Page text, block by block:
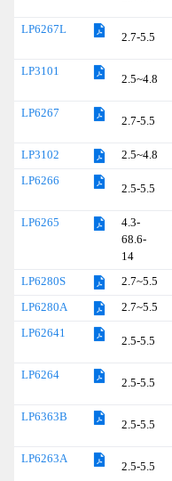
LP6267L
2.7-5.5
LP3101
2.5~4.8
LP6267
2.7-5.5
LP3102 2.5~4.8
LP6266
2.5-5.5
LP6265
4.3-
68.6-
14
LP6280S 2.7~5.5
LP6280A 2.7~5.5
LP62641
2.5-5.5
LP6264
2.5-5.5
LP6363B
2.5-5.5
LP6263A
2.5-5.5